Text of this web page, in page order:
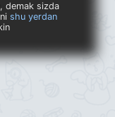
demak sizda
shu yerdan